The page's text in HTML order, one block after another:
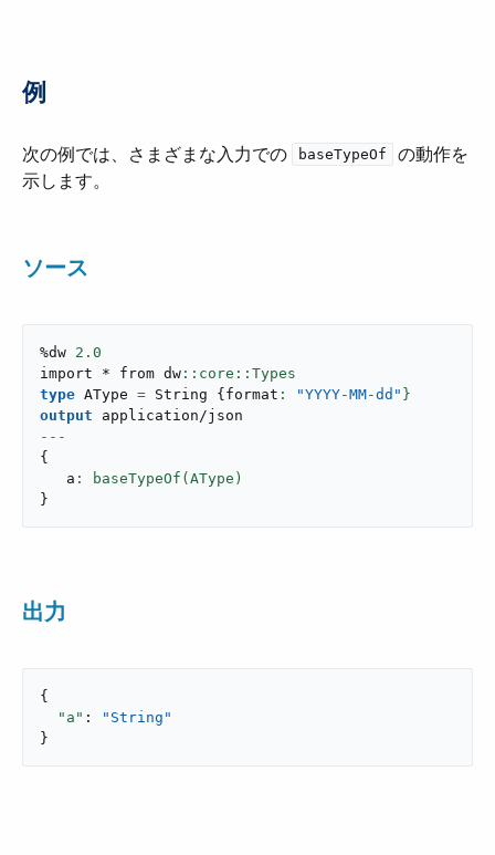
例
次の例では、さまざまな入力での ​ baseTypeOf
​ の動作を
示します。
ソース
%dw 2.0
import * from dw
type AType = String { format : "YYYY-MM-dd" }
output
application/json
---
{
   a
}
出力
{
"a" :
"String"
}